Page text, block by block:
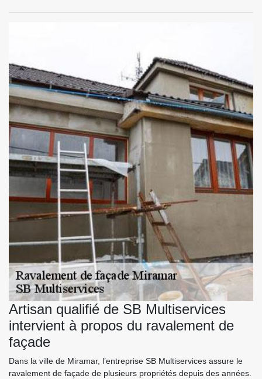
Artisan qualifié de SB Multiservices
intervient à propos du ravalement de
façade
Dans la ville de Miramar, l’entreprise SB Multiservices assure le
ravalement de façade de plusieurs propriétés depuis des années.